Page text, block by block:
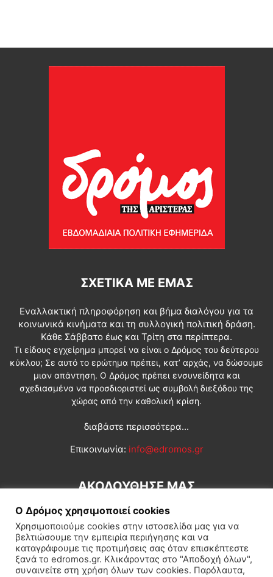
ΣΧΕΤΙΚΆ ΜΕ ΕΜΆΣ
Εναλλακτική πληροφόρηση και βήμα διαλόγου για τα
κοινωνικά κινήματα και τη συλλογική πολιτική δράση.
Κάθε Σάββατο έως και Τρίτη στα περίπτερα.
Τι είδους εγχείρημα μπορεί να είναι ο Δρόμος του δεύτερου
κύκλου; Σε αυτό το ερώτημα πρέπει, κατ’ αρχάς, να δώσουμε
μιαν απάντηση. Ο Δρόμος πρέπει ενσυνείδητα και
σχεδιασμένα να προσδιοριστεί ως συμβολή διεξόδου της
χώρας από την καθολική κρίση.
διαβάστε περισσότερα...
Επικοινωνία: info@edromos.gr
ΑΚΟΛΟΥΘΗΣΕ ΜΑΣ
Εγγραφή συνδρομητή Πολιτική Διεθνή Κοινωνία
Ο Δρόμος χρησιμοποιεί cookies
Χρησιμοποιούμε cookies στην ιστοσελίδα μας για να
βελτιώσουμε την εμπειρία περιήγησης και να
καταγράφουμε τις προτιμήσεις σας όταν επισκέπτεστε
ξανά το edromos.gr. Κλικάροντας στο "Αποδοχή όλων",
συναινείτε στη χρήση όλων των cookies. Παρόλαυτα,